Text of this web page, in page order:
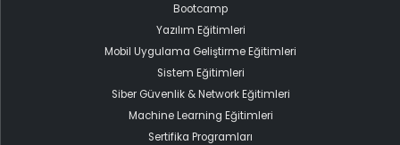
Bootcamp
Yazılım Eğitimleri
Mobil Uygulama Geliştirme Eğitimleri
Sistem Eğitimleri
Siber Güvenlik & Network Eğitimleri
Machine Learning Eğitimleri
Sertifika Programları